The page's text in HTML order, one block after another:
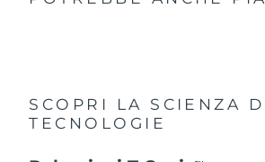
SCOPRI LA SCIENZA
TECNOLOGIE